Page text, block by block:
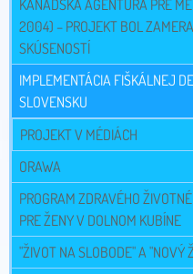
KANADSKÁ AGENTÚRA PRE
2004) – PROJEKT BOL
SKÚSENOSTÍ
IMPLEMENTÁCIA FIŠKÁLNEJ
SLOVENSKU
PROJEKT V MÉDIÁCH
ORAWA
PROGRAM ZDRAVÉHO
PRE ŽENY V DOLNOM KUBÍNE
"ŽIVOT NA SLOBODE" A "NOVÝ